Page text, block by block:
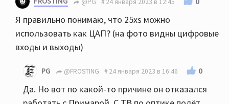
Я правильно понимаю, что 25xs можно
использовать как ЦАП? (на фото видны цифровые
входы и выходы)
PG @FROSTING 24 января 2023 в 16:46 0
Да. Но вот по какой-то причине он отказался